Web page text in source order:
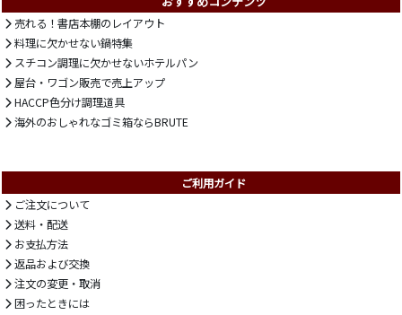
売れる！書店本棚のレイアウト
料理に欠かせない鍋特集
スチコン調理に欠かせないホテルパン
屋台・ワゴン販売で売上アップ
HACCP色分け調理道具
海外のおしゃれなゴミ箱ならBRUTE
ご利用ガイド
ご注文について
送料・配送
お支払方法
返品および交換
注文の変更・取消
困ったときには